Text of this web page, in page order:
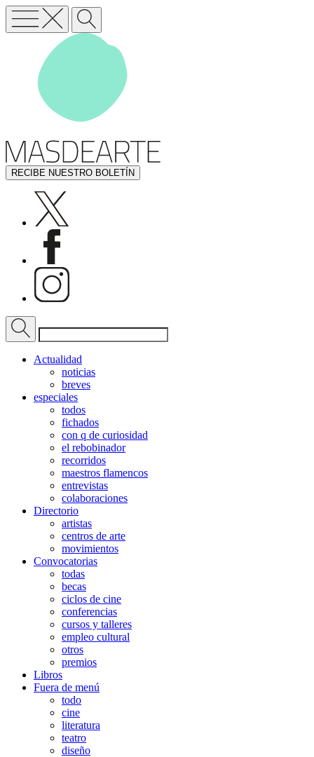
RECIBE NUESTRO BOLETÍN
Actualidad
noticias
breves
especiales
todos
fichados
con q de curiosidad
el rebobinador
recorridos
maestros flamencos
entrevistas
colaboraciones
Directorio
artistas
centros de arte
movimientos
Convocatorias
todas
becas
ciclos de cine
conferencias
cursos y talleres
empleo cultural
otros
premios
Libros
Fuera de menú
todo
cine
literatura
teatro
diseño